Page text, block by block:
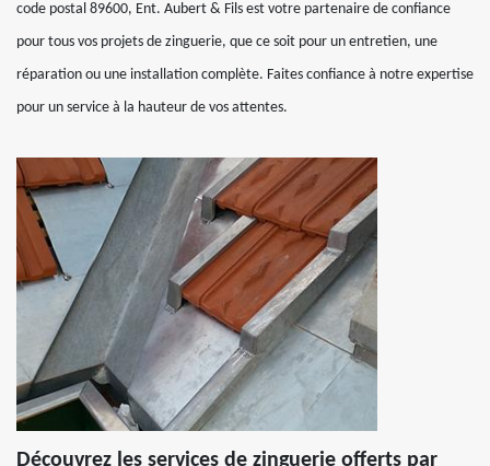
code postal 89600, Ent. Aubert & Fils est votre partenaire de confiance
pour tous vos projets de zinguerie, que ce soit pour un entretien, une
réparation ou une installation complète. Faites confiance à notre expertise
pour un service à la hauteur de vos attentes.
Découvrez les services de zinguerie offerts par